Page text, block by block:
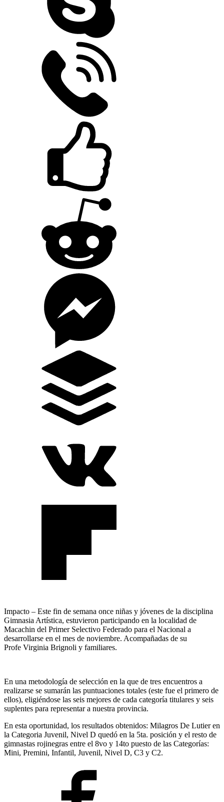
Impacto – Este fin de semana once niñas y jóvenes de la disciplina
Gimnasia Artística, estuvieron participando en la localidad de
Macachin del Primer Selectivo Federado para el Nacional a
desarrollarse en el mes de noviembre. Acompañadas de su
Profe Virginia Brignoli y familiares.
En una metodología de selección en la que de tres encuentros a
realizarse se sumarán las puntuaciones totales (este fue el primero de
ellos), eligiéndose las seis mejores de cada categoría titulares y seis
suplentes para representar a nuestra provincia.
En esta oportunidad, los resultados obtenidos: Milagros De Lutier en
la Categoria Juvenil, Nivel D quedó en la 5ta. posición y el resto de
gimnastas rojinegras entre el 8vo y 14to puesto de las Categorías:
Mini, Premini, Infantil, Juvenil, Nivel D, C3 y C2.